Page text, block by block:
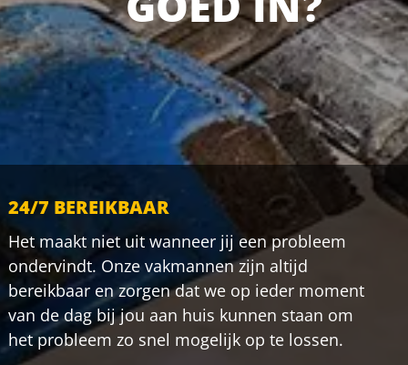
24/7 BEREIKBAAR
Het maakt niet uit wanneer jij een probleem
ondervindt. Onze vakmannen zijn altijd
bereikbaar en zorgen dat we op ieder moment
van de dag bij jou aan huis kunnen staan om
het probleem zo snel mogelijk op te lossen.